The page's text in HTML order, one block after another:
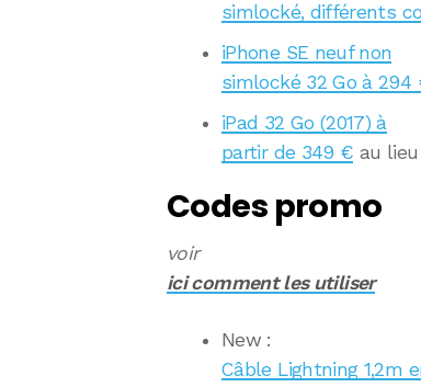
simlocké, différents
iPhone SE neuf non
simlocké 32 Go à 294
iPad 32 Go (2017) à
partir de 349 € au
Codes promo
voir
ici comment les utiliser
New :
Câble Lightning 1,2m